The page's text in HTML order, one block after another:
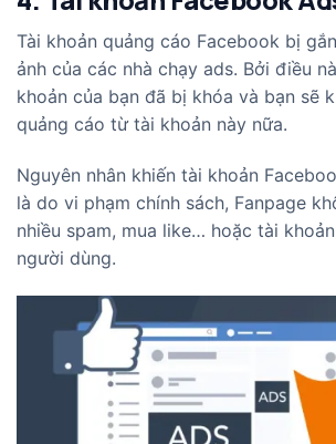
Tài khoản quảng cáo Facebook bị
ảnh của các nhà chạy ads. Bởi điều
khoản của bạn đã bị khóa và bạn sẽ
quảng cáo từ tài khoản này nữa.
Nguyên nhân khiến tài khoản
là do vi phạm chính sách, Fanpage
nhiều spam, mua like… hoặc tài
người dùng.